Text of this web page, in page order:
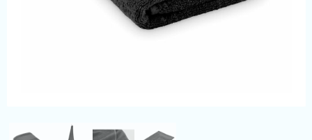
Kleding & textiel
Meer categorieën